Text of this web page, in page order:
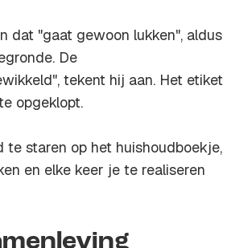
dat "gaat gewoon lukken", aldus
De
tekent hij aan. Het etiket
opgeklopt.
staren op het huishoudboekje,
en elke keer je te realiseren